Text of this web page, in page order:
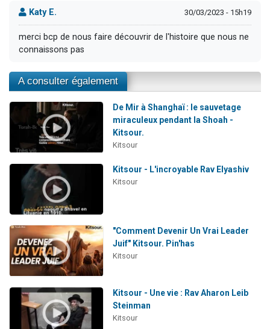
Katy E. 30/03/2023 - 15h19
merci bcp de nous faire découvrir de l'histoire que nous ne
connaissons pas
A consulter également
De Mir à Shanghaï : le sauvetage
miraculeux pendant la Shoah -
Kitsour.
Kitsour
Kitsour - L'incroyable Rav Elyashiv
Kitsour
"Comment Devenir Un Vrai Leader
Juif" Kitsour. Pin'has
Kitsour
Kitsour - Une vie : Rav Aharon Leib
Steinman
Kitsour